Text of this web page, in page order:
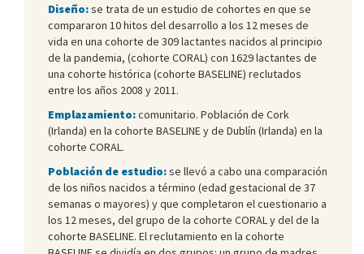
Diseño:se trata de un estudio de cohortes en que se
compararon 10 hitos del desarrollo a los 12 meses de
vida en una cohorte de 309 lactantes nacidos al principio
de la pandemia, (cohorte CORAL) con 1629 lactantes de
una cohorte histórica (cohorte BASELINE) reclutados
entre los años 2008 y 2011.
Emplazamiento:comunitario. Población de Cork
(Irlanda) en la cohorte BASELINE y de Dublín (Irlanda) en la
cohorte CORAL.
Población de estudio:se llevó a cabo una comparación
de los niños nacidos a término (edad gestacional de 37
semanas o mayores) y que completaron el cuestionario a
los 12 meses, del grupo de la cohorte CORAL y del de la
cohorte BASELINE. El reclutamiento en la cohorte